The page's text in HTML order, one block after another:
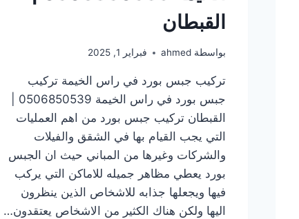
القبطان
بواسطة ahmed فبراير 1, 2025
تركيب جبس بورد في راس الخيمة تركيب
القبطان تركيب جبس بورد من اهم العمليات
التي يجب القيام بها في الشقق والفيلات
والشركات وغيرها من المباني حيث ان الجبس
بورد يعطي مظاهر جميله للاماكن التي يركب
فيها ويجعلها جذابه للاشخاص الذين ينظرون
اليها ولكن هناك الكثير من الاشخاص يعتقدون…